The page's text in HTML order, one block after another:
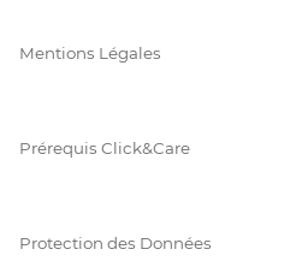
Mentions Légales
Prérequis Click&Care
Protection des Données